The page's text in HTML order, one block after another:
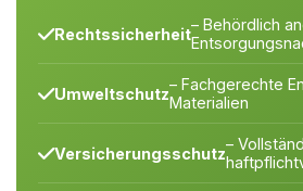
Rechtssicherheit– Behördlich
Umweltschutz– Fachgerechte
Materialien
Versicherungsschutz–